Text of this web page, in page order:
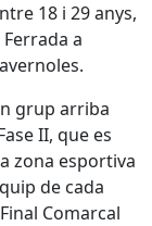
18 i 29 anys,
a
grup arriba
II, que es
zona esportiva
de cada
Comarcal